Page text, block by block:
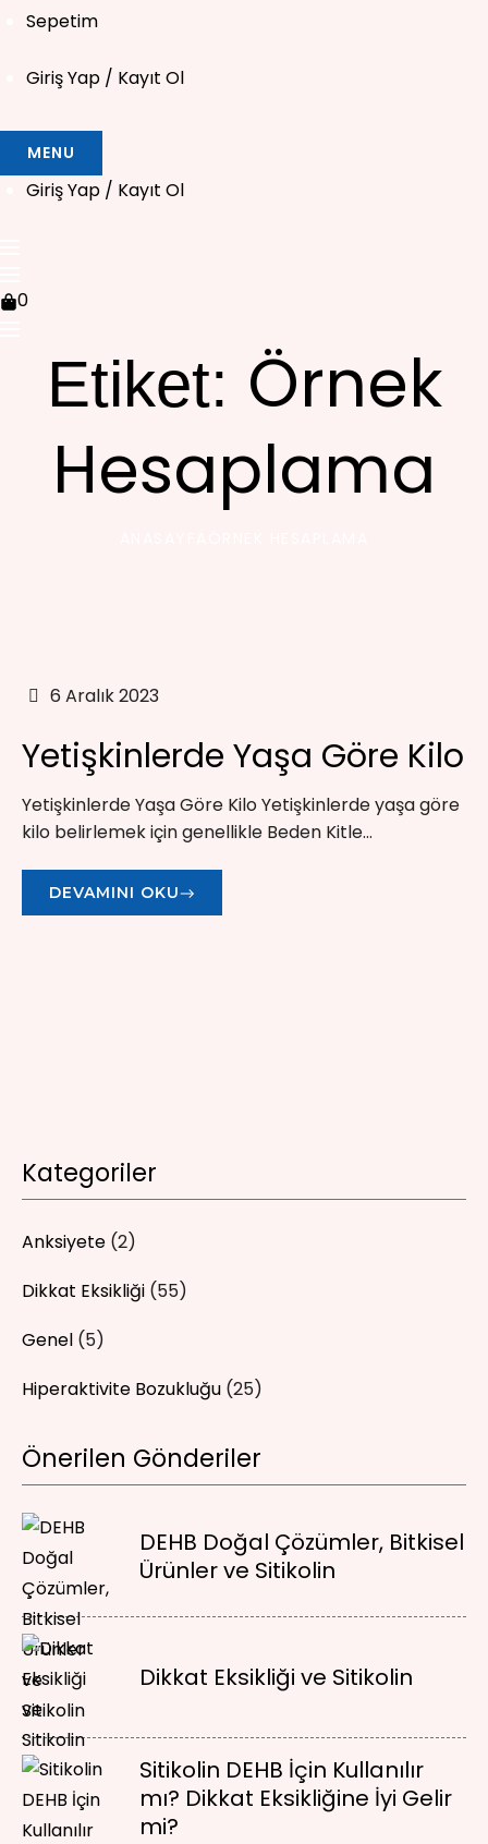
Sepetim
Giriş Yap / Kayıt Ol
MENU
Giriş Yap / Kayıt Ol
0
Etiket: Örnek
Hesaplama
6 Aralık 2023
Yetişkinlerde Yaşa Göre Kilo
Yetişkinlerde Yaşa Göre Kilo Yetişkinlerde yaşa göre
kilo belirlemek için genellikle Beden Kitle...
DEVAMINI OKU
Kategoriler
Anksiyete (2)
Dikkat Eksikliği (55)
Genel (5)
Hiperaktivite Bozukluğu (25)
Önerilen Gönderiler
DEHB Doğal Çözümler, Bitkisel
Ürünler ve Sitikolin
Dikkat Eksikliği ve Sitikolin
Sitikolin DEHB İçin Kullanılır
mı? Dikkat Eksikliğine İyi Gelir
mi?